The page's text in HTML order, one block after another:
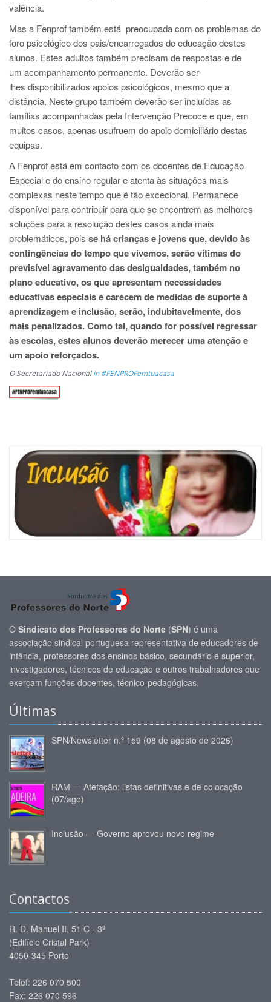
valência.
Mas a Fenprof também está preocupada com os problemas do
foro psicológico dos pais/encarregados de educação destes
alunos. Estes adultos também precisam de respostas e de
um acompanhamento permanente. Deverão ser-
lhes disponibilizados apoios psicológicos, mesmo que a
distância. Neste grupo também deverão ser incluídas as
famílias acompanhadas pela Intervenção Precoce e que, em
muitos casos, apenas usufruem do apoio domiciliário destas
equipas.
A Fenprof está em contacto com os docentes de Educação
Especial e do ensino regular e atenta às situações mais
complexas neste tempo que é tão excecional. Permanece
disponível para contribuir para que se encontrem as melhores
soluções para a resolução destes casos ainda mais
problemáticos, pois se há crianças e jovens que, devido às
contingências do tempo que vivemos, serão vítimas do
previsível agravamento das desigualdades, também no
plano educativo, os que apresentam necessidades
educativas especiais e carecem de medidas de suporte à
aprendizagem e inclusão,serão, indubitavelmente, dos
mais penalizados. Como tal, quando for possível regressar
às escolas, estes alunos deverão merecer uma atenção e
um apoio reforçados.
O Secretariado Nacionalin #FENPROFemtuacasa
O Sindicato dos Professores do Norte (SPN) é uma
associação sindical portuguesa representativa de educadores de
infância, professores dos ensinos básico, secundário e superior,
investigadores, técnicos de educação e outros trabalhadores que
exerçam funções docentes, técnico-pedagógicas.
Últimas
SPN/Newsletter n.º 159 (08 de agosto de 2026)
RAM — Afetação: listas definitivas e de colocação
(07/ago)
Inclusão — Governo aprovou novo regime
Contactos
R. D. Manuel II, 51 C - 3º
(Edifício Cristal Park)
4050-345 Porto
Telef: 226 070 500
Fax: 226 070 596